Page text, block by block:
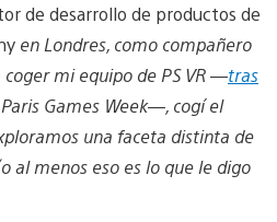
de desarrollo de productos de
en Londres, como compañero
mi equipo de PS VR —tras
Paris Games Week—, cogí el
una faceta distinta de
al menos eso es lo que le digo